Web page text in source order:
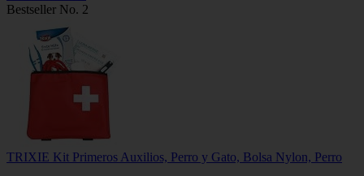
Bestseller No. 2
TRIXIE Kit Primeros Auxilios, Perro y Gato, Bolsa Nylon, Perro